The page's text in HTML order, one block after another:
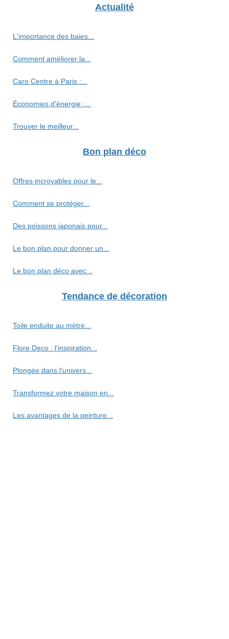
Actualité
L'importance des baies...
Comment améliorer la...
Caro Centre à Paris :...
Économies d'énergie :...
Trouver le meilleur...
Bon plan déco
Offres incroyables pour le...
Comment se protéger...
Des poissons japonais pour...
Le bon plan pour donner un...
Le bon plan déco avec...
Tendance de décoration
Toile enduite au mètre...
Flore Deco : l'inspiration...
Plongée dans l'univers...
Transformez votre maison en...
Les avantages de la peinture...